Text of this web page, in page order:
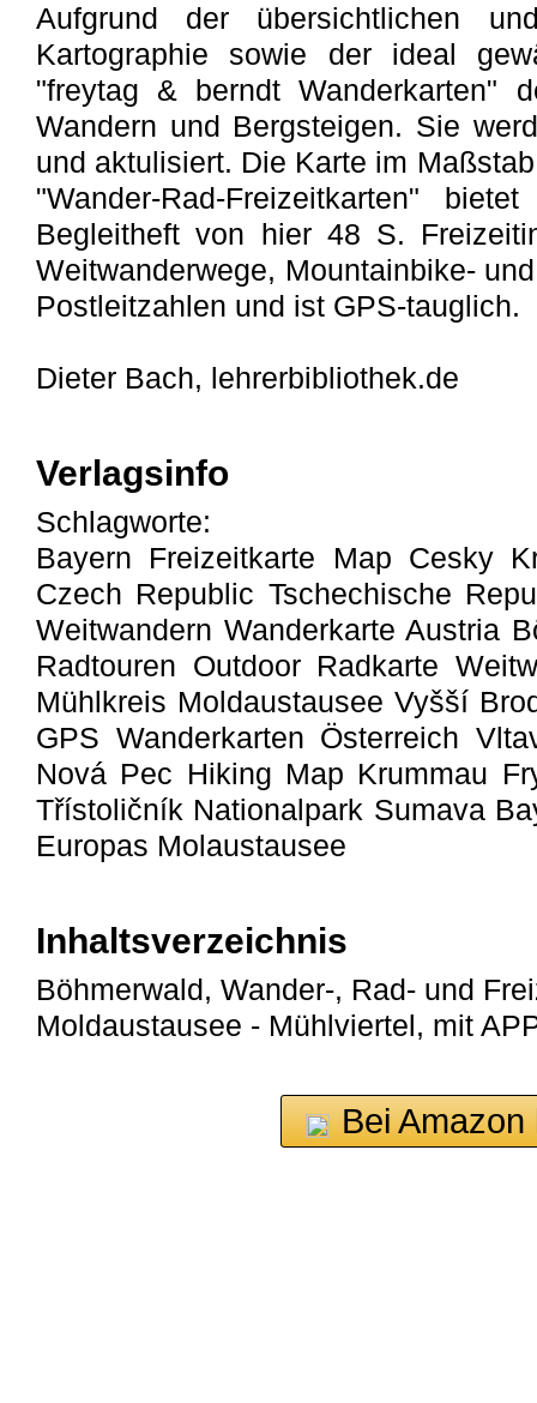
Aufgrund der übersichtlichen
Kartographie sowie der ideal
"freytag & berndt Wanderkarten"
Wandern und Bergsteigen. Sie
und aktulisiert. Die Karte im
"Wander-Rad-Freizeitkarten"
Begleitheft von hier 48 S.
Weitwanderwege, Mountainbike-
Postleitzahlen und ist GPS-tauglich.
Dieter Bach, lehrerbibliothek.de
Verlagsinfo
Schlagworte:
Bayern Freizeitkarte Map Cesky
Czech Republic Tschechische
Weitwandern Wanderkarte Austria
Radtouren Outdoor Radkarte
Mühlkreis Moldaustausee Vyšší
GPS Wanderkarten Österreich
Nová Pec Hiking Map Krummau
Třístoličník Nationalpark Sumava
Europas Molaustausee
Inhaltsverzeichnis
Böhmerwald, Wander-, Rad- und
Moldaustausee - Mühlviertel, mit
Bei Amazon